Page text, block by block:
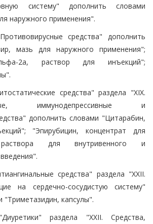
систему" дополнить словами
наружного применения".
средства" дополнить
мазь для наружного применения";
2а, раствор для инъекций";
средства" раздела "XIX.
иммунодепрессивные и
дополнить словами "Цитарабин,
"Эпирубицин, концентрат для
раствора для внутривенного и
средства" раздела "XXII.
на сердечно-сосудистую систему"
"Триметазидин, капсулы".
раздела "XXII. Средства,